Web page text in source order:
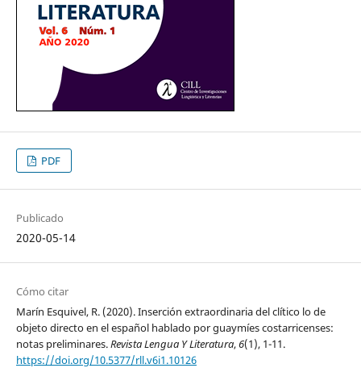
PDF
Publicado
2020-05-14
Cómo citar
Marín Esquivel, R. (2020). Inserción extraordinaria del clítico lo de
objeto directo en el español hablado por guaymíes costarricenses:
notas preliminares.Revista Lengua Y Literatura,6(1), 1-11.
https://doi.org/10.5377/rll.v6i1.10126